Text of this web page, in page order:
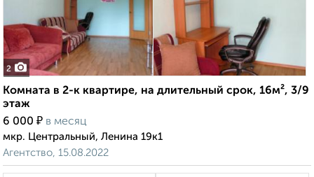
2
Комната в 2-к квартире, на длительный срок, 16м², 3/9
этаж
6 000 ₽ в месяц
мкр. Центральный, Ленина 19к1
Агентство, 15.08.2022